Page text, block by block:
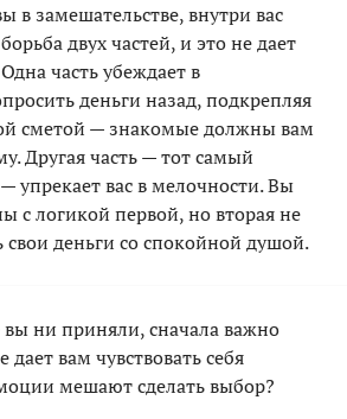
в замешательстве, внутри вас
двух частей, и это не дает
часть убеждает в
деньги назад, подкрепляя
сметой — знакомые должны вам
Другая часть — тот самый
упрекает вас в мелочности. Вы
с логикой первой, но вторая не
свои деньги со спокойной душой.
ни приняли, сначала важно
дает вам чувствовать себя
мешают сделать выбор?